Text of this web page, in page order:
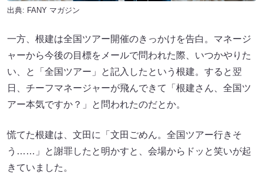
出典: FANY マガジン
一方、根建は全国ツアー開催のきっかけを告白。マネージ
ャーから今後の目標をメールで問われた際、いつかやりた
い、と「全国ツアー」と記入したという根建。すると翌
日、チーフマネージャーが飛んできて「根建さん、全国ツ
アー本気ですか？」と問われたのだとか。
慌てた根建は、文田に「文田ごめん。全国ツアー行きそ
う……」と謝罪したと明かすと、会場からドッと笑いが起
きていました。